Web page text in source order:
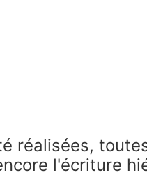
réalisées,
l'écriture